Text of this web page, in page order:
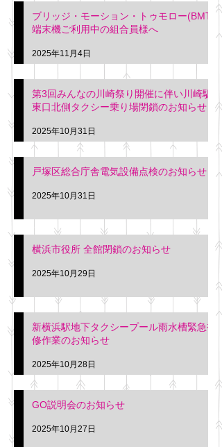
ブリッジ・モーション・トゥモロー(BMT)
端末機ご利用中の組合員様へ
2025年11月4日
第3回みんなの川崎祭り開催に伴い川崎駅
東口北側タクシー乗り場閉鎖のお知らせ
2025年10月31日
戸塚区総合庁舎電気設備点検のお知らせ
2025年10月31日
横浜市役所 全館閉鎖のお知らせ
2025年10月29日
新横浜駅地下タクシープール雨水槽緊急補
修作業のお知らせ
2025年10月28日
GO説明会のお知らせ
2025年10月27日